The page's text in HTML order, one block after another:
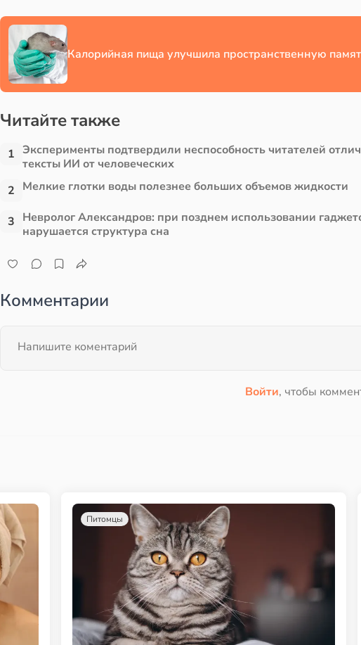
Калорийная пища улучшила пространственную
Читайте также
1 Эксперименты подтвердили неспособность читателей
тексты ИИ от человеческих
2 Мелкие глотки воды полезнее больших объемов жидкости
3 Невролог Александров: при позднем использовании
нарушается структура сна
Комментарии
Войти, чтобы
Питомцы